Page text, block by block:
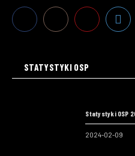
STATYSTYKI OSP
Statystyki OSP
2024-02-09